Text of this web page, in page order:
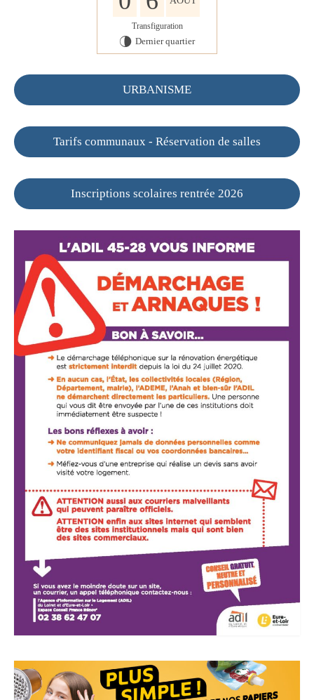
Transfiguration
U Dernier quartier
URBANISME
Tarifs communaux - Réservation de salles
Inscriptions scolaires rentrée 2026